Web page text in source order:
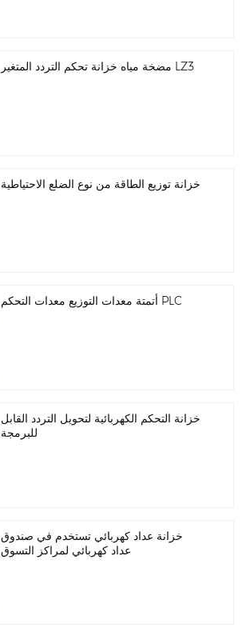
مضخة مياه خزانة تحكم التردد المتغير LZ3
خزانة توزيع الطاقة من نوع الضلع الاحتياطية
أتمتة معدات التوزيع معدات التحكم PLC
خزانة التحكم الكهربائية لتحويل التردد القابل
للبرمجة
خزانة عداد كهربائي تستخدم في صندوق
عداد كهربائي لمراكز التسوق